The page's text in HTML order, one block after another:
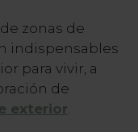
zonas de
indispensables
para vivir, a
de
exterior.